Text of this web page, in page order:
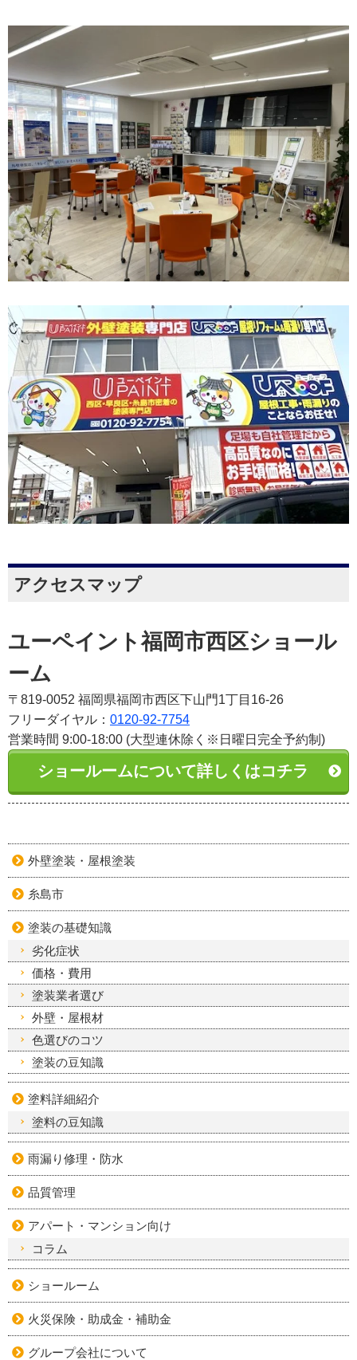
アクセスマップ
ユーペイント福岡市西区ショール
ーム
〒819-0052 福岡県福岡市西区下山門1丁目16-26
フリーダイヤル： 0120-92-7754
営業時間 9:00-18:00 (大型連休除く※日曜日完全予約制)
ショールームについて詳しくはコチラ
外壁塗装・屋根塗装
糸島市
塗装の基礎知識
劣化症状
価格・費用
塗装業者選び
外壁・屋根材
色選びのコツ
塗装の豆知識
塗料詳細紹介
塗料の豆知識
雨漏り修理・防水
品質管理
アパート・マンション向け
コラム
ショールーム
火災保険・助成金・補助金
グループ会社について